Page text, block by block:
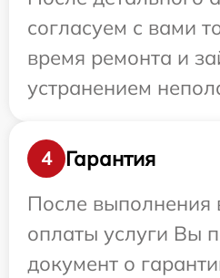
согласуем с вами
время ремонта и
устранением
4
Гарантия
После выполнения
оплаты услуги Вы
документ о